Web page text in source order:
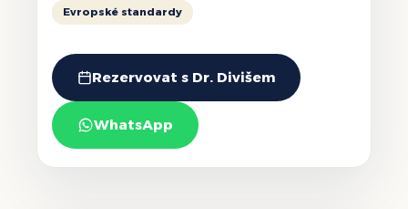
Evropské standardy
Rezervovat s Dr. Divišem
WhatsApp